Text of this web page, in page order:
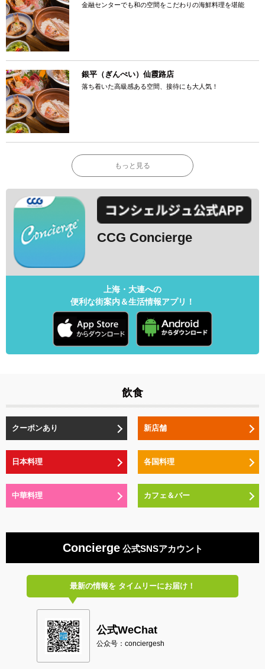
金融センターでも和の空間をこだわりの海鮮料理を堪能
銀平（ぎんぺい）仙霞路店
落ち着いた高級感ある空間、接待にも大人気！
もっと見る
CCG Concierge
上海・大連への
便利な街案内＆生活情報アプリ！
飲食
クーポンあり 新店舗
日本料理 各国料理
中華料理 カフェ＆バー
Concierge公式SNSアカウント
最新の情報をタイムリーにお届け！
公式WeChat
公众号：conciergesh